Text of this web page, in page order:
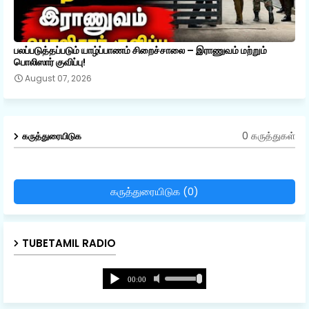
பலப்படுத்தப்படும் யாழ்ப்பாணம் சிறைச்சாலை – இராணுவம் மற்றும்
பொலிஸார் குவிப்பு!
August 07, 2026
கருத்துரையிடுக 0 கருத்துகள்
கருத்துரையிடுக (0)
TUBETAMIL RADIO